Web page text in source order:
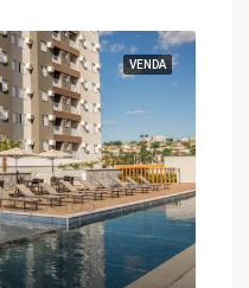
VENDA